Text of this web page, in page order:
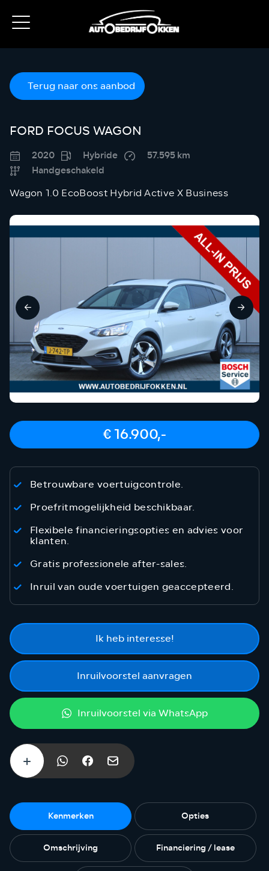
Terug naar ons aanbod
FORD FOCUS WAGON
2020 Hybride
57.595 km
Handgeschakeld
Wagon 1.0 EcoBoost Hybrid Active X Business
€ 16.900,-
Betrouwbare voertuigcontrole.
Proefritmogelijkheid beschikbaar.
Flexibele financieringsopties en advies voor
klanten.
Gratis professionele after-sales.
Inruil van oude voertuigen geaccepteerd.
Ik heb interesse!
Inruilvoorstel aanvragen
Inruilvoorstel via WhatsApp
Kenmerken Opties
Omschrijving Financiering / lease